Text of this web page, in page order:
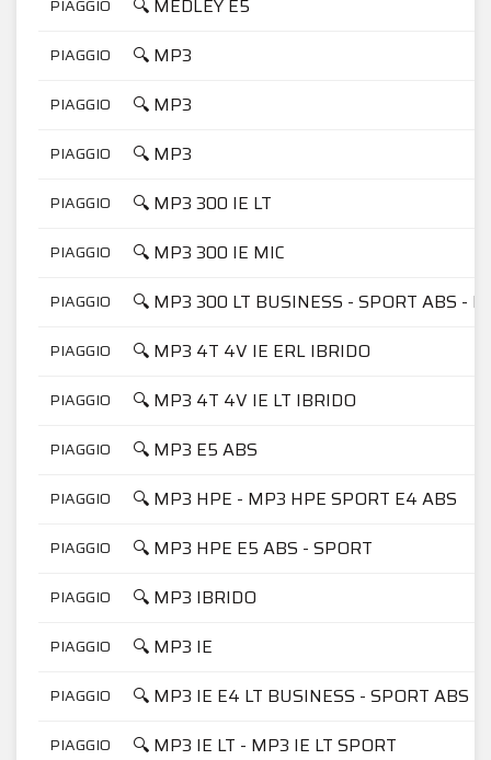
PIAGGIO 🔍 MEDLEY E5
PIAGGIO 🔍 MP3
PIAGGIO 🔍 MP3
PIAGGIO 🔍 MP3
PIAGGIO 🔍 MP3 300 IE LT
PIAGGIO 🔍 MP3 300 IE MIC
PIAGGIO 🔍 MP3 300 LT BUSINESS - SPORT ABS -
PIAGGIO 🔍 MP3 4T 4V IE ERL IBRIDO
PIAGGIO 🔍 MP3 4T 4V IE LT IBRIDO
PIAGGIO 🔍 MP3 E5 ABS
PIAGGIO 🔍 MP3 HPE - MP3 HPE SPORT E4 ABS
PIAGGIO 🔍 MP3 HPE E5 ABS - SPORT
PIAGGIO 🔍 MP3 IBRIDO
PIAGGIO 🔍 MP3 IE
PIAGGIO 🔍 MP3 IE E4 LT BUSINESS - SPORT ABS
PIAGGIO 🔍 MP3 IE LT - MP3 IE LT SPORT